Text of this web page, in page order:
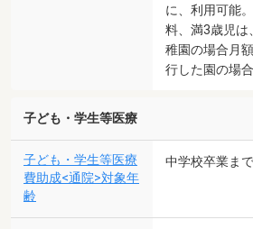
に、利用可能
料、満3歳児は
稚園の場合月
行した園の場
子ども・学生等医療
子ども・学生等医療
費助成<通院>対象年
齢
中学校卒業まで